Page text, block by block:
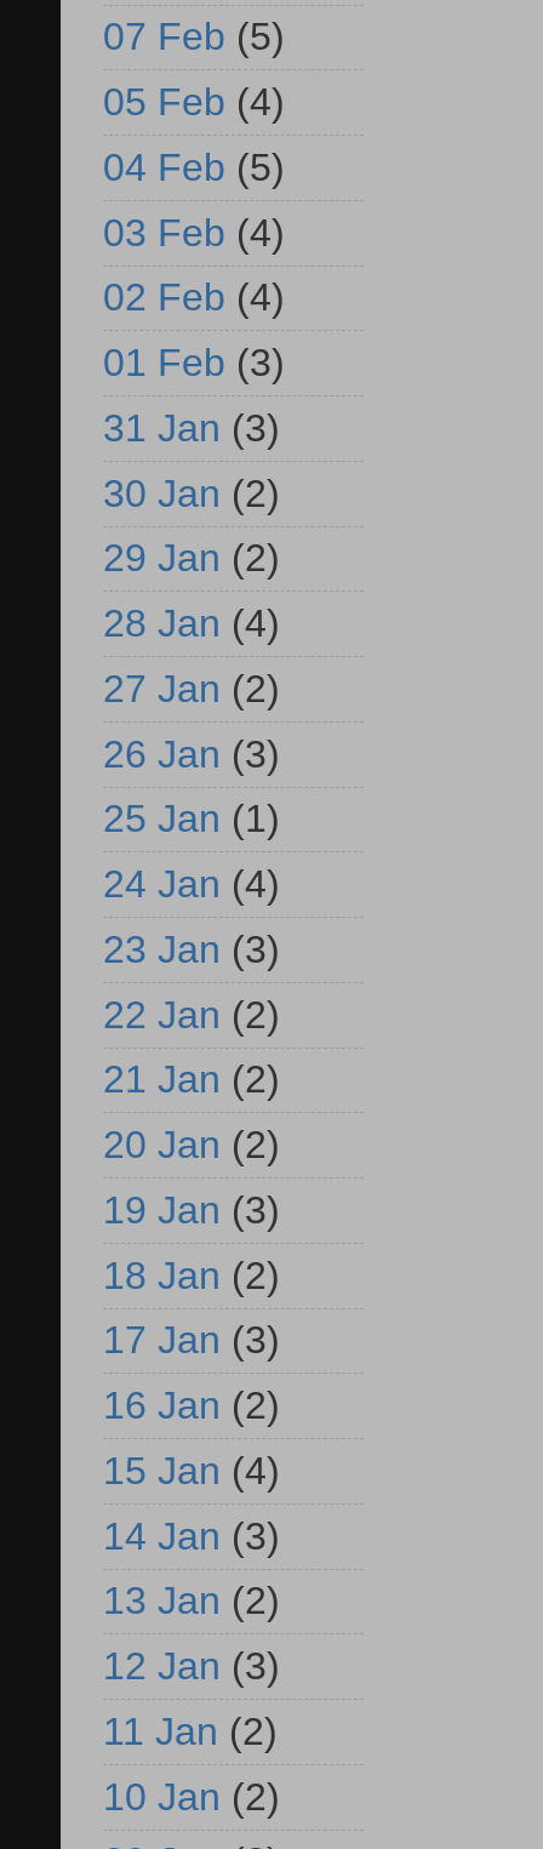
07 Feb (5)
05 Feb (4)
04 Feb (5)
03 Feb (4)
02 Feb (4)
01 Feb (3)
31 Jan (3)
30 Jan (2)
29 Jan (2)
28 Jan (4)
27 Jan (2)
26 Jan (3)
25 Jan (1)
24 Jan (4)
23 Jan (3)
22 Jan (2)
21 Jan (2)
20 Jan (2)
19 Jan (3)
18 Jan (2)
17 Jan (3)
16 Jan (2)
15 Jan (4)
14 Jan (3)
13 Jan (2)
12 Jan (3)
11 Jan (2)
10 Jan (2)